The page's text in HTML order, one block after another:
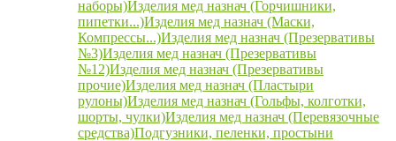
наборы)Изделия мед назнач (Горчишники,
пипетки...)Изделия мед назнач (Маски,
Компрессы...)Изделия мед назнач (Презервативы
№3)Изделия мед назнач (Презервативы
№12)Изделия мед назнач (Презервативы
прочие)Изделия мед назнач (Пластыри
рулоны)Изделия мед назнач (Гольфы, колготки,
шорты, чулки)Изделия мед назнач (Перевязочные
средства)Подгузники, пеленки, простыни